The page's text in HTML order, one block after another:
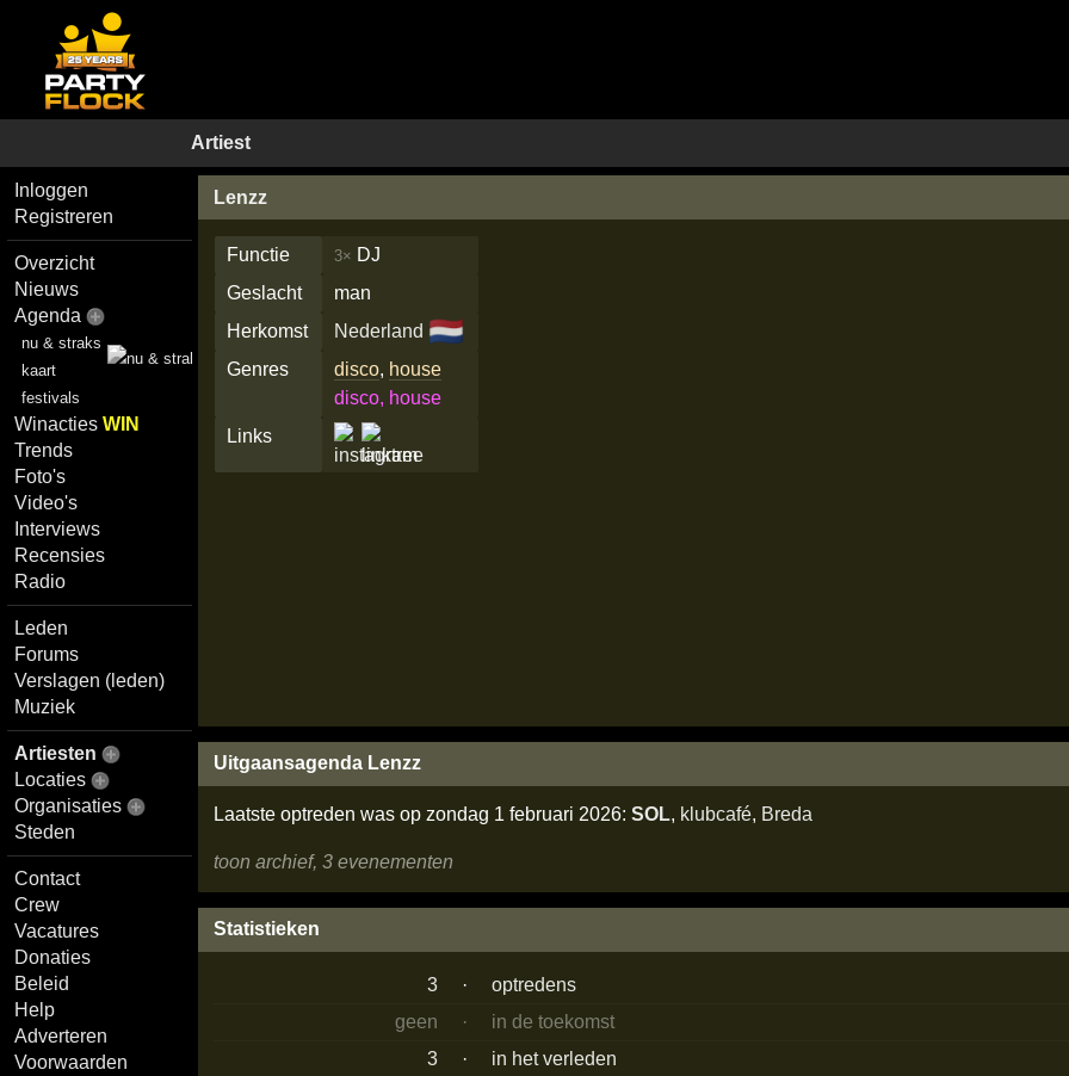
Artiest
Inloggen
Registreren
Overzicht
Nieuws
Agenda
nu & straks
kaart
festivals
WinactiesWIN
Trends
Foto's
Video's
Interviews
Recensies
Radio
Leden
Forums
Verslagen (leden)
Muziek
Artiesten
Locaties
Organisaties
Steden
Contact
Crew
Vacatures
Donaties
Beleid
Help
Adverteren
Voorwaarden
Lenzz
Functie 3× DJ
Geslacht
man
Herkomst
Nederland 🇳🇱
Genres disco, house
disco, house
Links
Uitgaansagenda Lenzz
Laatste optreden was op zondag 1 februari 2026: SOL, klubcafé, Breda
toon archief, 3 evenementen
Statistieken
3 ·
optredens
geen
·
in de toekomst
3
·
in het verleden